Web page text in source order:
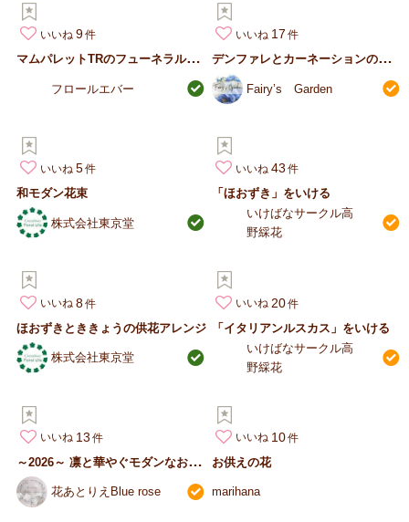
いいね 9
マ
ムパレットTRのフューネラルアレンジ
フロールエバー
いいね 17
デ
ンファレとカーネーションのお供え花
Fairy’s Garden
いいね 5
和モダン花束
株式会社東京堂
いいね 43
「ほおずき」をいける
いけばなサークル高
野綵花
いいね 8
ほおずきとききょうの供花アレンジ
株式会社東京堂
いいね 20
「イタリアンルスカス」をいける
いけばなサークル高
野綵花
いいね 13
～
2026～ 凛と華やぐモダンなお正月飾り
花あとりえBlue rose
いいね 10
お供えの花
marihana